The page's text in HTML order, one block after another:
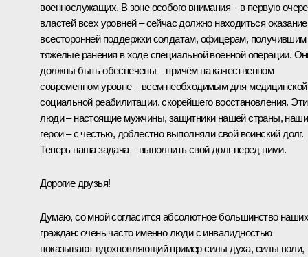
военнослужащих. В зоне особого внимания – в первую
властей всех уровней – сейчас должно находиться оказание
всесторонней поддержки солдатам, офицерам, получившим
тяжёлые ранения в ходе специальной военной операции.
должны быть обеспечены – причём на качественном
современном уровне – всем необходимым для
социальной реабилитации, скорейшего восстановления. Эти
люди – настоящие мужчины, защитники нашей страны, наши
герои – с честью, доблестно выполняли свой воинский долг.
Теперь наша задача – выполнить свой долг перед ними.
Дорогие друзья!
Думаю, со мной согласится абсолютное большинство наших
граждан: очень часто именно люди с инвалидностью
показывают вдохновляющий пример силы духа, силы воли,